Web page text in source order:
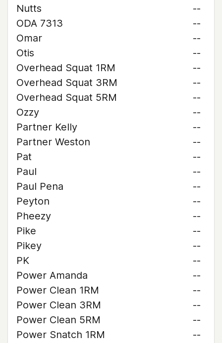
Nutts
--
ODA 7313
--
Omar
--
Otis
--
Overhead Squat 1RM
--
Overhead Squat 3RM
--
Overhead Squat 5RM
--
Ozzy
--
Partner Kelly
--
Partner Weston
--
Pat
--
Paul
--
Paul Pena
--
Peyton
--
Pheezy
--
Pike
--
Pikey
--
PK
--
Power Amanda
--
Power Clean 1RM
--
Power Clean 3RM
--
Power Clean 5RM
--
Power Snatch 1RM
--